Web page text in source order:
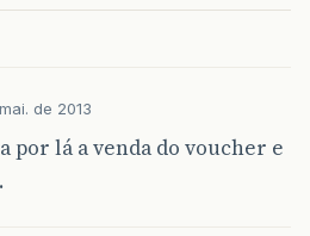
de 2013
por lá a venda do voucher e